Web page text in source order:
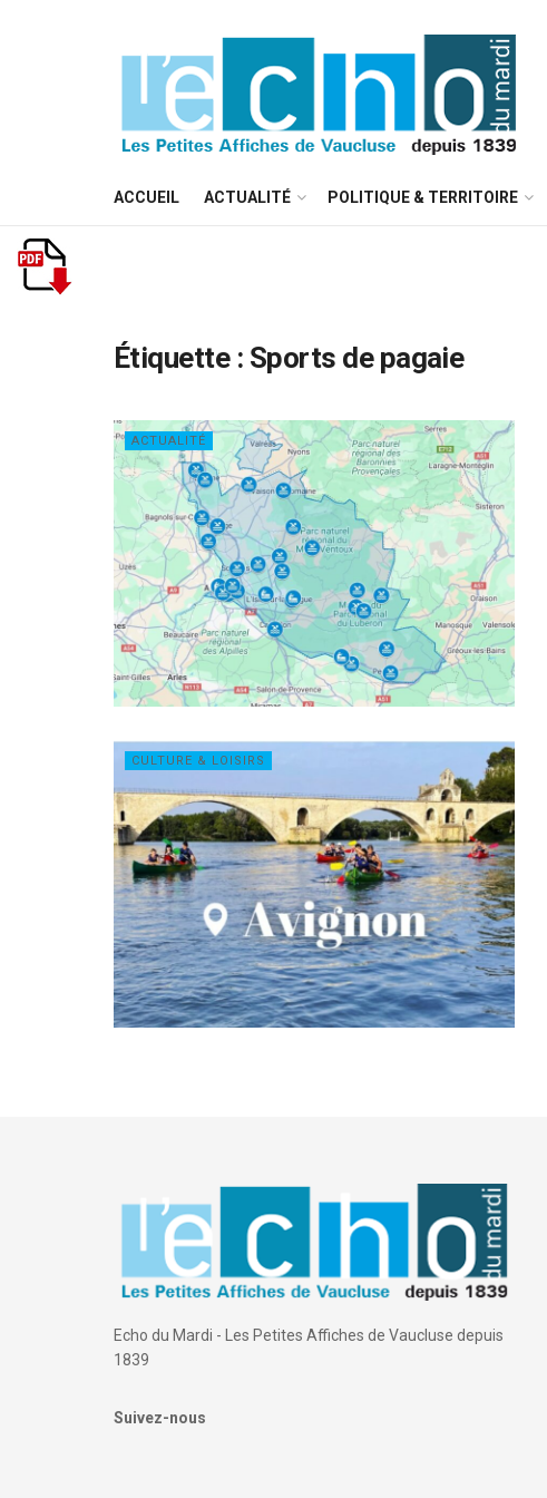
ACCUEIL ACTUALITÉ POLITIQUE & TERRITOIRE
Étiquette : Sports de pagaie
ACTUALITÉ
CULTURE & LOISIRS
Echo du Mardi - Les Petites Affiches de Vaucluse depuis
1839
Suivez-nous